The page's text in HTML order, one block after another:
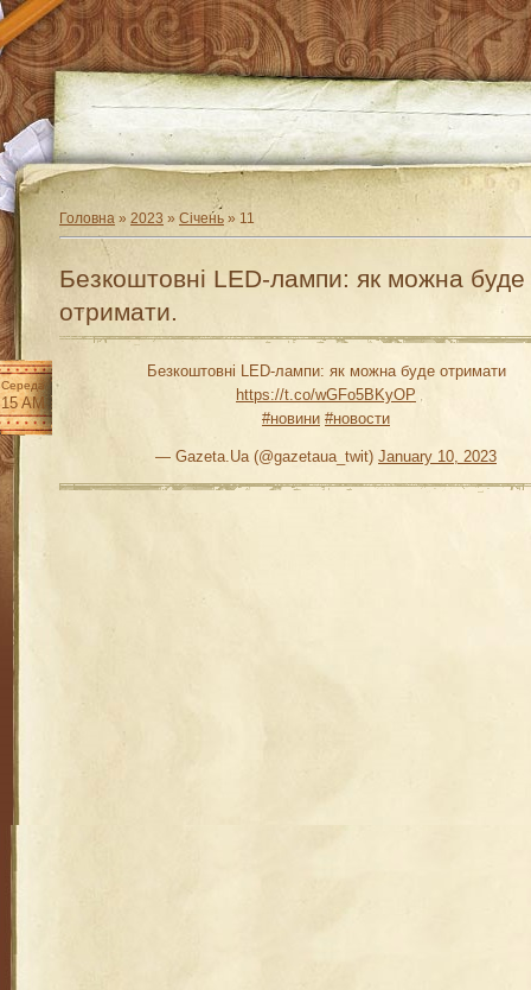
Головна » 2023 » Січень » 11
Безкоштовні LED-лампи: як можна буде
отримати.
Середа
AM
Безкоштовні LED-лампи: як можна буде отримати
https://t.co/wGFo5BKyOP
#новини #новости
— Gazeta.Ua (@gazetaua_twit) January 10, 2023